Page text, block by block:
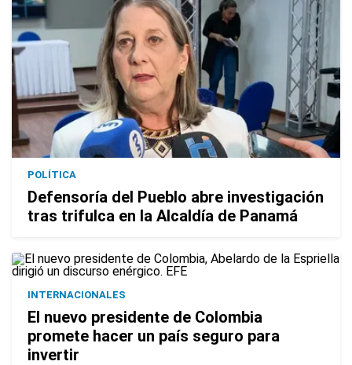
POLÍTICA
Defensoría del Pueblo abre investigación
tras trifulca en la Alcaldía de Panamá
INTERNACIONALES
El nuevo presidente de Colombia
promete hacer un país seguro para
invertir